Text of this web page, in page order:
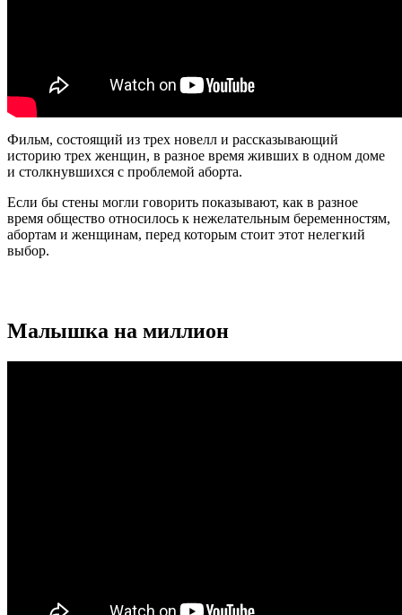
Фильм, состоящий из трех новелл и рассказывающий
историю трех женщин, в разное время живших в одном доме
и столкнувшихся с проблемой аборта.
Если бы стены могли говорить показывают, как в разное
время общество относилось к нежелательным беременностям,
абортам и женщинам, перед которым стоит этот нелегкий
выбор.
Малышка на миллион